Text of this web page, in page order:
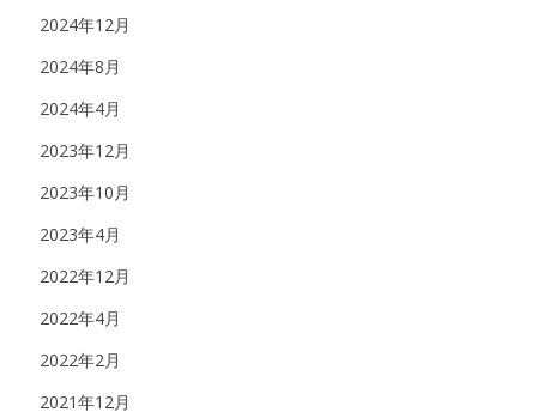
2024年12月
2024年8月
2024年4月
2023年12月
2023年10月
2023年4月
2022年12月
2022年4月
2022年2月
2021年12月